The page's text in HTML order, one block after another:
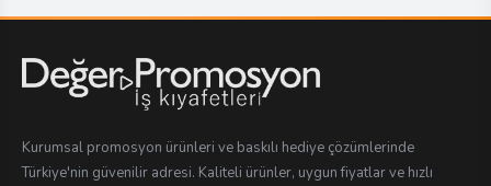
Kurumsal promosyon ürünleri ve baskılı hediye çözümlerinde
Türkiye'nin güvenilir adresi. Kaliteli ürünler, uygun fiyatlar ve hızlı